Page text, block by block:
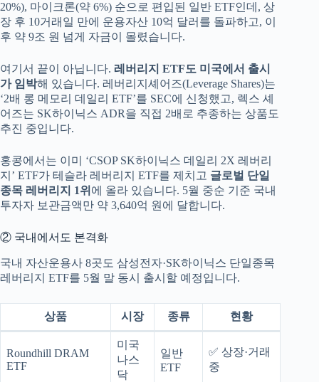
20%), 마이크론(약 6%) 순으로 편입된 일반 ETF인데, 상
장 후 10거래일 만에 운용자산 10억 달러를 돌파하고, 이
후 약 9조 원 넘게 자금이 몰렸습니다.
여기서 끝이 아닙니다. 레버리지 ETF도 미국에서 출시
가 임박해 있습니다. 레버리지셰어즈(Leverage Shares)는
‘2배 롱 메모리 데일리 ETF’를 SEC에 신청했고, 렉스 셰
어즈는 SK하이닉스 ADR을 직접 2배로 추종하는 상품도
추진 중입니다.
홍콩에서는 이미 ‘CSOP SK하이닉스 데일리 2X 레버리
지’ ETF가 테슬라 레버리지 ETF를 제치고 글로벌 단일
종목 레버리지 1위 에 올라 있습니다. 5월 중순 기준 국내
투자자 보관금액만 약 3,640억 원에 달합니다.
② 국내에서도 본격화
국내 자산운용사 8곳도 삼성전자·SK하이닉스 단일종목
레버리지 ETF를 5월 말 동시 출시할 예정입니다.
상품 시장 종류 현황
Roundhill DRAM
ETF
미국
나스
닥
일반
ETF
✅ 상장·거래
중